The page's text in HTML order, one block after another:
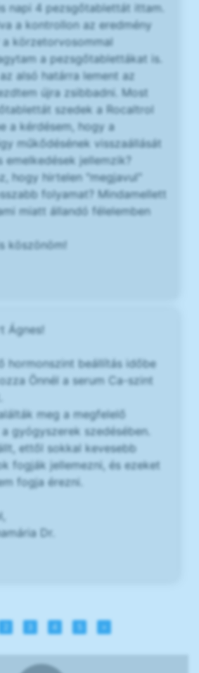
napi 4 pezsgőtablettát ittam.
a kontrollon az eredmény
a körzetorvosommal
a pezsgőtablettákat is.
alsó határra lement az
újra zsibbadni. Most
szedek a Rocaltrol
a kérdésem, hogy a
műkődésének visszaállását
emelkedések jellemzik?
hogy hirtelen "megjavul"
folyamat? Mindamellett
miatt állandó félelemben
köszönöm!
Ágnes!
hormonszint beállítás időbe
Önnél a serum Ca-szint
meg a megfelelő
gyógyszerek szedésében.
ettől sokkal kevesebb
fogják jellemezni, és ezeket
fogja érezni.
Dr.
4 »